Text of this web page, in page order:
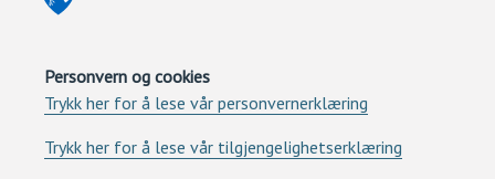
Personvern og cookies
Trykk her for å lese vår personvernerklæring
Trykk her for å lese vår tilgjengelighetserklæring